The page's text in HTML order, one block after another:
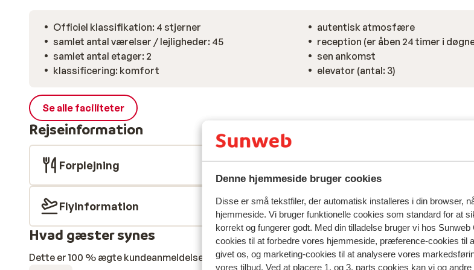
Denne hjemmeside bruger cookies
Disse er små tekstfiler, der automatisk installeres i din browser,
hjemmeside. Vi bruger funktionelle cookies som standard for at
korrekt og fungerer godt. Med din tilladelse bruger vi hos
cookies til at forbedre vores hjemmeside, præference-cookies til
givet os, og marketing-cookies til at analysere vores
vores tilbud. Ved at placere 1. og 3. parts cookies kan vi og
Officiel klassifikation: 4 stjerner
samlet antal værelser / lejligheder: 45
samlet antal etager: 2
klassificering: komfort
autentisk atmosfære
reception (er åben 24 timer i
sen ankomst
elevator (antal: 3)
Se alle faciliteter
Rejseinformation
Forplejning
Flyinformation
Hvad gæster synes
Dette er 100 % ægte kundeanmeldelser, der ærligt afspejler deres oplevelser med vores produkt.